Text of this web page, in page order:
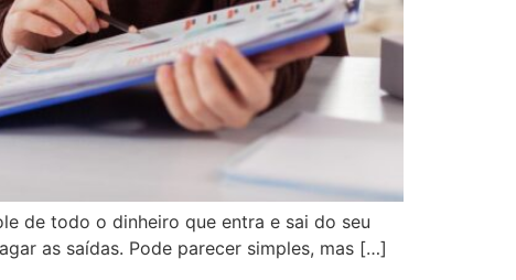
de todo o dinheiro que entra e sai do seu
as saídas. Pode parecer simples, mas […]